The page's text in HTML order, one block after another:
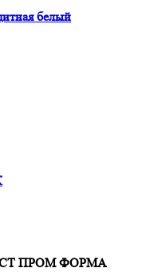
белый
СТ ПРОМ ФОРМА